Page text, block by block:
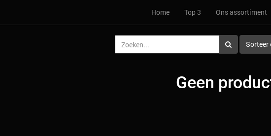
Home Top 3 Ons assortiment
Sorteer
Geen